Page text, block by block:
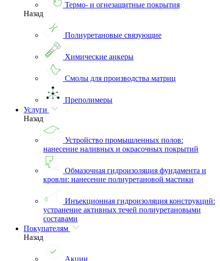
Термо- и огнезащитные покрытия
Назад
Полиуретановые связующие
Химические анкеры
Смолы для производства матриц
Преполимеры
Услуги
Назад
Устройство промышленных полов:
нанесение наливных и окрасочных покрытий
Обмазочная гидроизоляция фундамента и
кровли: нанесение полиуретановой мастики
Инъекционная гидроизоляция конструкций:
устранение активных течей полиуретановыми
составами
Покупателям
Назад
Акции